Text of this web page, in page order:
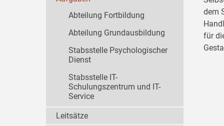
dem
für
Abteilung Fortbildung
Abteilung Grundausbildung
Stabsstelle Psychologischer
Dienst
Stabsstelle IT-
Schulungszentrum und IT-
Service
Leitsätze